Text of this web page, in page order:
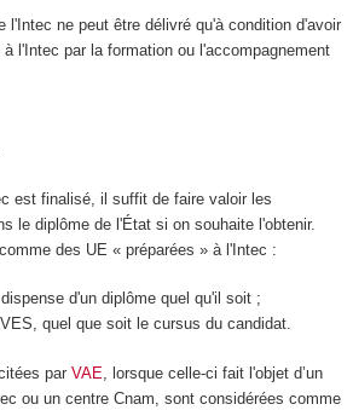
l'Intec ne peut être délivré qu'à condition d'avoir
l'Intec par la formation ou l'accompagnement
est finalisé, il suffit de faire valoir les
le diplôme de l'État si on souhaite l'obtenir.
des UE « préparées » à l'Intec :
d'un diplôme quel qu'il soit ;
quel que soit le cursus du candidat.
par VAE , lorsque celle-ci fait l'objet d’un
ou un centre Cnam, sont considérées comme